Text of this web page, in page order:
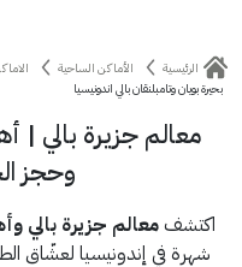
الرئيسية الأماكن الساحية
بحيرة بويان وتامبلنقان بالي اندونيسيا
معالم جزيرة بالي |
وحجز
اكتشفمعالم جزيرة بالي
شهرة في إندونيسيا لعشّاق